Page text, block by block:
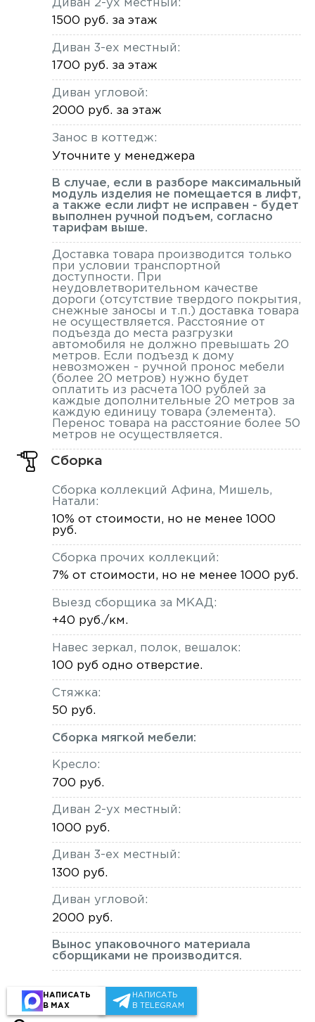
Диван 2-ух местный:
1500 руб. за этаж
Диван 3-ех местный:
1700 руб. за этаж
Диван угловой:
2000 руб. за этаж
Занос в коттедж:
Уточните у менеджера
В случае, если в разборе максимальный
модуль изделия не помещается в лифт,
а также если лифт не исправен - будет
выполнен ручной подъем, согласно
тарифам выше.
Доставка товара производится только
при условии транспортной
доступности. При
неудовлетворительном качестве
дороги (отсутствие твердого покрытия,
снежные заносы и т.п.) доставка товара
не осуществляется. Расстояние от
подъезда до места разгрузки
автомобиля не должно превышать 20
метров. Если подъезд к дому
невозможен - ручной пронос мебели
(более 20 метров) нужно будет
оплатить из расчета 100 рублей за
каждые дополнительные 20 метров за
каждую единицу товара (элемента).
Перенос товара на расстояние более 50
метров не осуществляется.
Сборка
Сборка коллекций Афина, Мишель,
Натали:
10% от стоимости, но не менее 1000
руб.
Сборка прочих коллекций:
7% от стоимости, но не менее 1000 руб.
Выезд сборщика за МКАД:
+40 руб./км.
Навес зеркал, полок, вешалок:
100 руб одно отверстие.
Стяжка:
50 руб.
Сборка мягкой мебели:
Кресло:
700 руб.
Диван 2-ух местный:
1000 руб.
Диван 3-ех местный:
1300 руб.
Диван угловой:
2000 руб.
Вынос упаковочного материала
сборщиками не производится.
НАПИСАТЬ
В TELEGRAM
НАПИСАТЬ
В MAX